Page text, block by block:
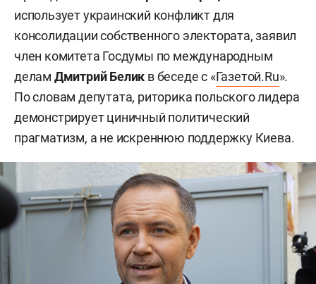
использует украинский конфликт для
консолидации собственного электората, заявил
член комитета Госдумы по международным
делам Дмитрий Белик в беседе с «Газетой.Ru».
По словам депутата, риторика польского лидера
демонстрирует циничный политический
прагматизм, а не искреннюю поддержку Киева.